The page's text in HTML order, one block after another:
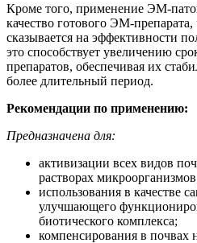
Кроме того, применение ЭМ-
качество готового ЭМ-
сказывается на эффективности
это способствует увеличению
препаратов, обеспечивая их
более длительный период.
Рекомендации по применению:
Предназначена для:
активизации всех видов
растворах
использования в качестве
улучшающего
биотического комплекса;
компенсирования в почвах